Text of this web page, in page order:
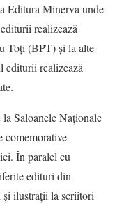
Editura Minerva unde
realizează
Toți (BPT) și la alte
editurii realizează
Saloanele Naționale
comemorative
În paralel cu
edituri din
și ilustrații la scriitori